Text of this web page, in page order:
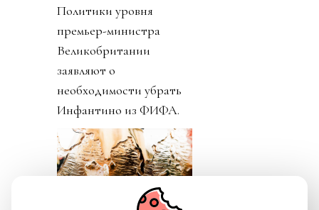
Политики уровня
премьер-министра
Великобритании
заявляют о
необходимости убрать
Инфантино из ФИФА.